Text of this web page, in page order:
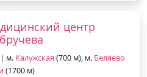
центр
| м. Калужская (700 м), м. Беляево
(1700 м)